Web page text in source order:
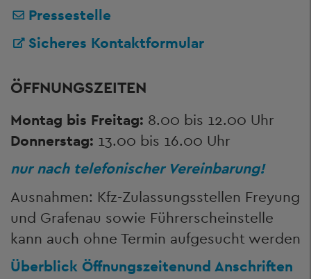
Pressestelle
Sicheres Kontaktformular
ÖFFNUNGSZEITEN
Montag bis Freitag: 8.00 bis 12.00 Uhr
Donnerstag: 13.00 bis 16.00 Uhr
nur nach telefonischer Vereinbarung!
Ausnahmen: Kfz-Zulassungsstellen Freyung
und Grafenau sowie Führerscheinstelle
kann auch ohne Termin aufgesucht werden
Überblick Öffnungszeitenund Anschriften